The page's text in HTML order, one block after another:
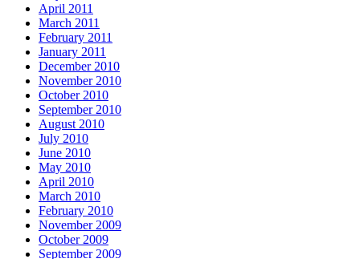
April 2011
March 2011
February 2011
January 2011
December 2010
November 2010
October 2010
September 2010
August 2010
July 2010
June 2010
May 2010
April 2010
March 2010
February 2010
November 2009
October 2009
September 2009